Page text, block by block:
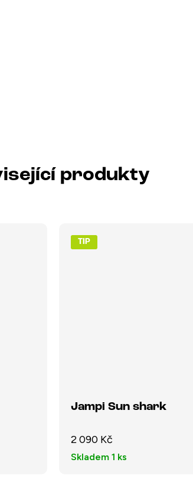
produkty
TIP
Jampi Sun shark
2 090 Kč
Skladem 1 ks